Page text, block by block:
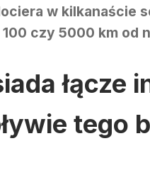
w kilkanaście
czy 5000 km od
łącze
tego